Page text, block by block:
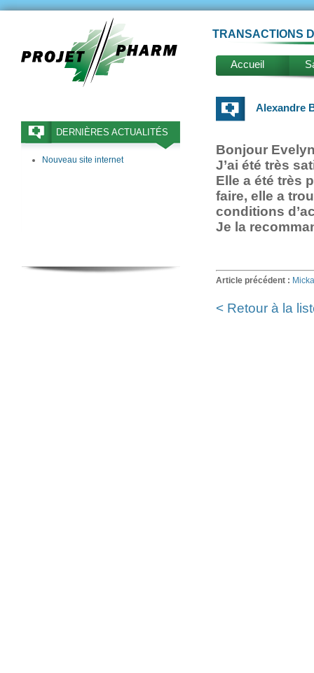
TRANSACTIONS
Accueil
DERNIÈRES ACTUALITÉS
Nouveau site internet
Alexandre
Bonjour
J’ai été très
Elle a été très
faire, elle a
conditions
Je la
Article précédent :
< Retour à la